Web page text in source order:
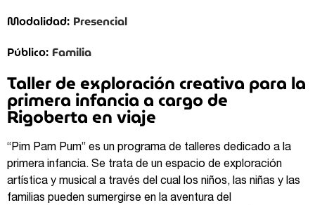
Modalidad: Presencial
Público: Familia
Taller de exploración creativa para la
primera infancia a cargo de
Rigoberta en viaje
“Pim Pam Pum” es un programa de talleres dedicado a la
primera infancia. Se trata de un espacio de exploración
artística y musical a través del cual los niños, las niñas y las
familias pueden sumergirse en la aventura del